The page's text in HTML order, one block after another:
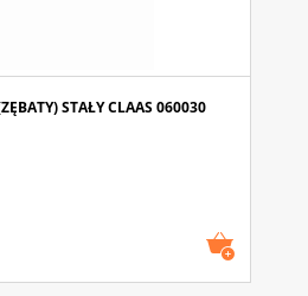
STAŁY CLAAS 060030